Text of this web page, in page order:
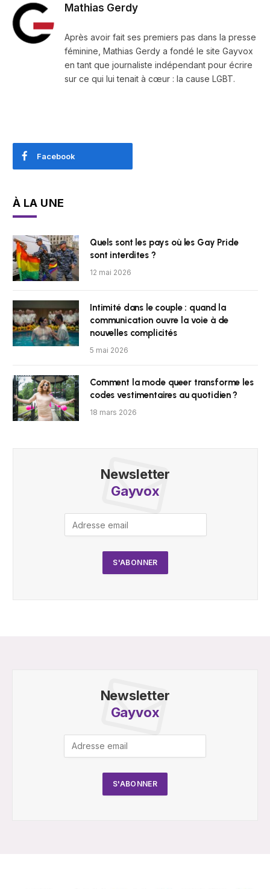
Mathias Gerdy
Après avoir fait ses premiers pas dans la presse
féminine, Mathias Gerdy a fondé le site Gayvox
en tant que journaliste indépendant pour écrire
sur ce qui lui tenait à cœur : la cause LGBT.
Facebook
À LA UNE
Quels sont les pays où les Gay Pride
sont interdites ?
12 mai 2026
Intimité dans le couple : quand la
communication ouvre la voie à de
nouvelles complicités
5 mai 2026
Comment la mode queer transforme les
codes vestimentaires au quotidien ?
18 mars 2026
Newsletter
Gayvox
Newsletter
Gayvox